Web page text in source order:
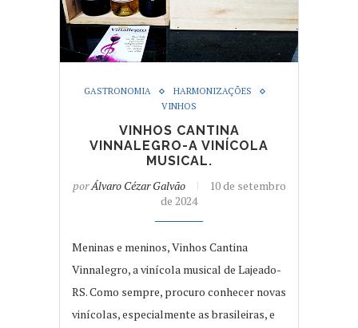
GASTRONOMIA
HARMONIZAÇÕES
VINHOS
VINHOS CANTINA
VINNALEGRO-A VINÍCOLA
MUSICAL.
porÁlvaro Cézar Galvão
10 de setembro
de 2024
Meninas e meninos, Vinhos Cantina
Vinnalegro, a vinícola musical de Lajeado-
RS. Como sempre, procuro conhecer novas
vinícolas, especialmente as brasileiras, e